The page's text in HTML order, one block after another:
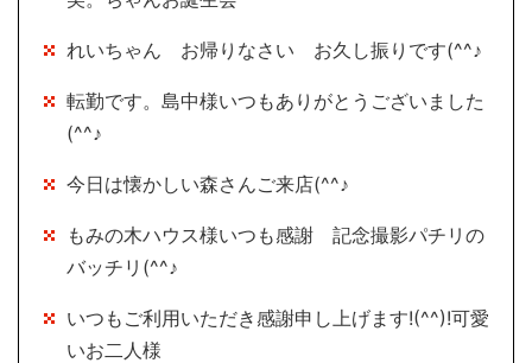
れいちゃん お帰りなさい お久し振りです(^^♪
転勤です。島中様いつもありがとうございました
(^^♪
今日は懐かしい森さんご来店(^^♪
もみの木ハウス様いつも感謝 記念撮影パチリの
バッチリ(^^♪
いつもご利用いただき感謝申し上げます!(^^)!可愛
いお二人様